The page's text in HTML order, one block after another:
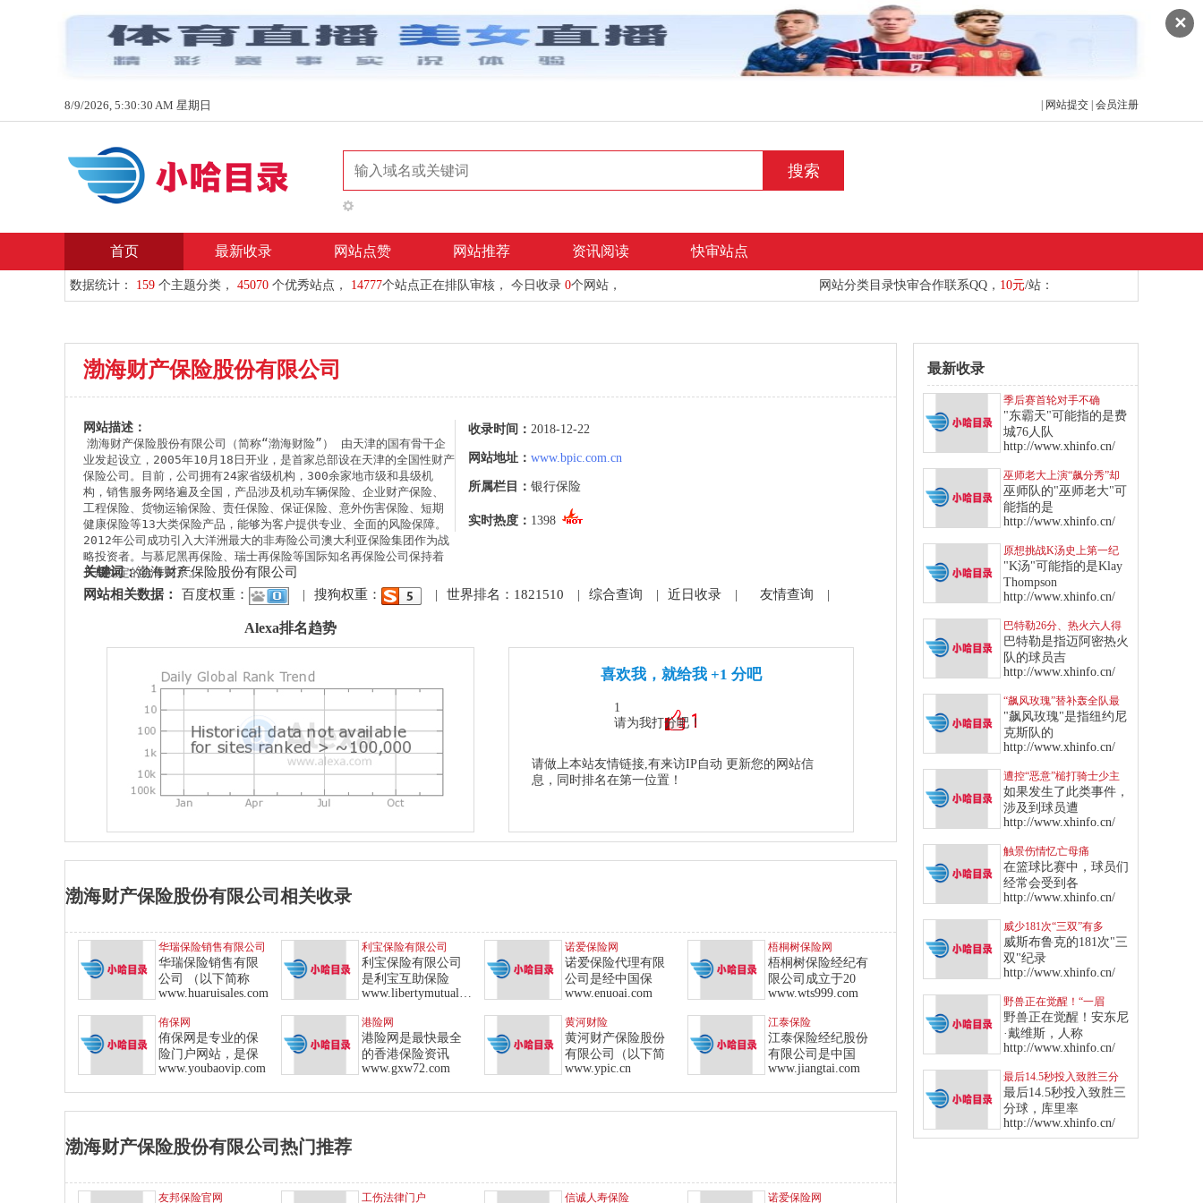
✕
8/9/2026, 5:30:30 AM 星期日 网站提交 会员注册
搜索
首页 最新收录 网站点赞 网站推荐 资讯阅读 快审站点
数据统计： 159 个主题分类， 45070 个优秀站点， 14777个站点正在排队审核， 今日收录 0个网站， 网站分类目录快审合作联系QQ， 10元/站：
渤海财产保险股份有限公司
网站描述：
渤海财产保险股份有限公司（简称“渤海财险”） 由天津的国有骨干企
业发起设立，2005年10月18日开业，是首家总部设在天津的全国性财产
保险公司。目前，公司拥有24家省级机构，300余家地市级和县级机
构，销售服务网络遍及全国，产品涉及机动车辆保险、企业财产保险、
工程保险、货物运输保险、责任保险、保证保险、意外伤害保险、短期
健康保险等13大类保险产品，能够为客户提供专业、全面的风险保障。
2012年公司成功引入大洋洲最大的非寿险公司澳大利亚保险集团作为战
略投资者。与慕尼黑再保险、瑞士再保险等国际知名再保险公司保持着
长期稳定的合作关系。
收录时间： 2018-12-22
网站地址： www.bpic.com.cn
所属栏目： 银行保险
实时热度： 1398
关键词：渤海财产保险股份有限公司
网站相关数据：
百度权重： | 搜狗权重： | 世界排名：1821510 | 综合查询 | 近日收录 | 友情查询 |
Alexa排名趋势
喜欢我，就给我 +1 分吧
1
请为我打分吧！
请做上本站友情链接,有来访IP自动 更新您的网站信
息，同时排名在第一位置！
渤海财产保险股份有限公司相关收录
华瑞保险销售有限公司
华瑞保险销售有限
公司 （以下简称
www.huaruisales.com
利宝保险有限公司
利宝保险有限公司
是利宝互助保险
www.libertymutual.com.cn
诺爱保险网
诺爱保险代理有限
公司是经中国保
www.enuoai.com
梧桐树保险网
梧桐树保险经纪有
限公司成立于20
www.wts999.com
侑保网
侑保网是专业的保
险门户网站，是保
www.youbaovip.com
港险网
港险网是最快最全
的香港保险资讯
www.gxw72.com
黄河财险
黄河财产保险股份
有限公司（以下简
www.ypic.cn
江泰保险
江泰保险经纪股份
有限公司是中国
www.jiangtai.com
渤海财产保险股份有限公司热门推荐
友邦保险官网 工伤法律门户 信诚人寿保险 诺爱保险网
最新收录
季后赛首轮对手不确
定，“东霸天”七六人针对
多队制定战术
"东霸天"可能指的是费
城76人队
http://www.xhinfo.cn/
巫师老大上演“飙分秀”却
传伤情，“得分王”头衔恐
拱手让给库里
巫师队的"巫师老大"可
能指的是
http://www.xhinfo.cn/
原想挑战K汤史上第一纪
录，无奈“这点”让库里只
能作罢
"K汤"可能指的是Klay
Thompson
http://www.xhinfo.cn/
巴特勒26分、热火六人得
分上双，挡住绿衫军反扑
攻势
巴特勒是指迈阿密热火
队的球员吉
http://www.xhinfo.cn/
“飙风玫瑰”替补轰全队最
高，率领纽约尼克斯击退
快船
"飙风玫瑰"是指纽约尼
克斯队的
http://www.xhinfo.cn/
遭控“恶意”槌打骑士少主
软弱部位，东契奇遭驱逐
出场
如果发生了此类事件，
涉及到球员遭
http://www.xhinfo.cn/
触景伤情忆亡母痛
哭，“狼王”化悲伤为力量
率队血洗魔术
在篮球比赛中，球员们
经常会受到各
http://www.xhinfo.cn/
威少181次“三双”有多
狂？爵士13年来全队才1
次
威斯布鲁克的181次"三
双"纪录
http://www.xhinfo.cn/
野兽正在觉醒！“一眉
哥”飙纪录成“侠客”后队史
第一人
野兽正在觉醒！安东尼
·戴维斯，人称
http://www.xhinfo.cn/
最后14.5秒投入致胜三分
球！库里率勇士击败西部
龙头爵士
最后14.5秒投入致胜三
分球，库里率
http://www.xhinfo.cn/